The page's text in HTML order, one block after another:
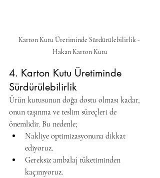
Karton Kutu Üretiminde Sürdürülebilirlik -
Hakan Karton Kutu
4. Karton Kutu Üretiminde
Sürdürülebilirlik
Ürün kutusunun doğa dostu olması kadar,
onun taşınma ve teslim süreçleri de
önemlidir. Bu nedenle;
Nakliye optimizasyonuna dikkat
ediyoruz.
Gereksiz ambalaj tüketiminden
kaçınıyoruz.